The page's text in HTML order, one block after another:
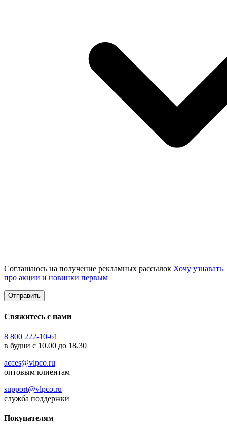
Соглашаюсь на получение рекламных рассылок Хочу узнавать
про акции и новинки первым
Свяжитесь с нами
8 800 222-10-61
в будни с 10.00 до 18.30
acces@vlpco.ru
оптовым клиентам
support@vlpco.ru
служба поддержки
Покупателям